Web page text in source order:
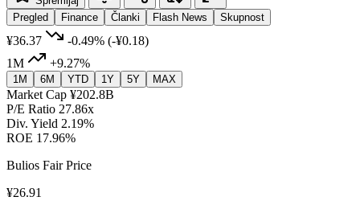
Pregled
Finance Članki Flash News Skupnost
¥36.37 -0.49% (-¥0.18)
1M
+9.27%
1M 6M YTD 1Y 5Y MAX
Market Cap ¥202.8B
P/E Ratio 27.86x
Div. Yield 2.19%
ROE 17.96%
Bulios Fair Price
¥26.91